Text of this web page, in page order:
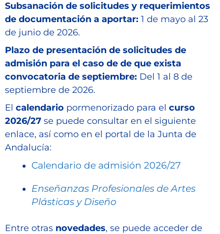
Subsanación de solicitudes y requerimientos
de documentación a aportar: 1 de mayo al 23
de junio de 2026.
Plazo de presentación de solicitudes de
admisión para el caso de de que exista
convocatoria de septiembre: Del 1 al 8 de
septiembre de 2026.
El calendario pormenorizado para el curso
2026/27 se puede consultar en el siguiente
enlace, así como en el portal de la Junta de
Andalucía:
Calendario de admisión 2026/27
Enseñanzas Profesionales de Artes
Plásticas y Diseño
Entre otras novedades, se puede acceder de